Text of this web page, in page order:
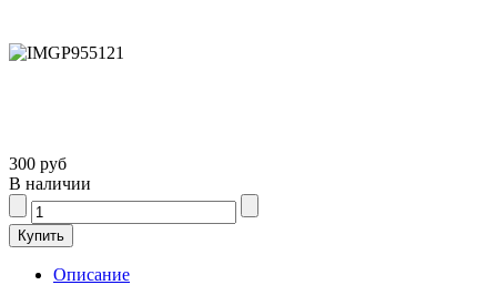
300 руб
В наличии
Описание